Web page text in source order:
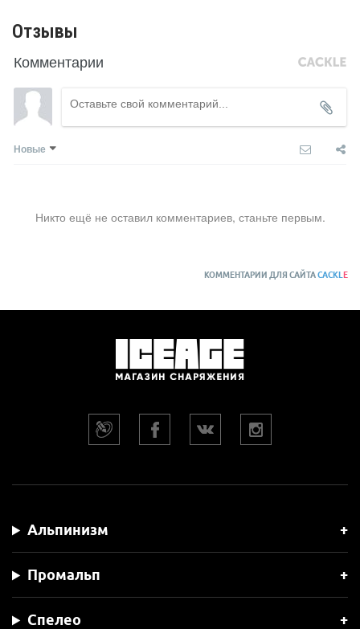
Отзывы
Комментарии
Новые
Никто ещё не оставил комментариев, станьте первым.
КОММЕНТАРИИ ДЛЯ САЙТАCACKL E
Альпинизм
Промальп
Спелео